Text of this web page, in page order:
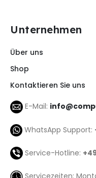
Unternehmen
Über uns
Shop
Kontaktieren Sie uns
E-Mail:
WhatsApp Support:
Service-Hotline: